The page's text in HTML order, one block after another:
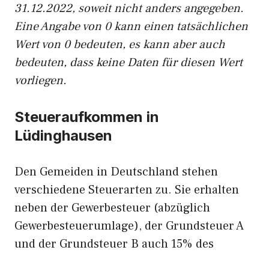
31.12.2022, soweit nicht anders angegeben.
Eine Angabe von 0 kann einen tatsächlichen
Wert von 0 bedeuten, es kann aber auch
bedeuten, dass keine Daten für diesen Wert
vorliegen.
Steueraufkommen in
Lüdinghausen
Den Gemeiden in Deutschland stehen
verschiedene Steuerarten zu. Sie erhalten
neben der Gewerbesteuer (abzüglich
Gewerbesteuerumlage), der Grundsteuer A
und der Grundsteuer B auch 15% des